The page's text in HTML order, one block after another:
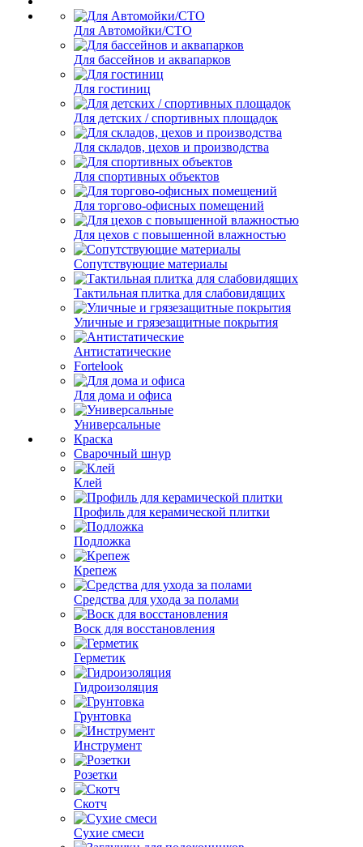
Для Автомойки/СТО
Для бассейнов и аквапарков
Для гостиниц
Для детских / спортивных площадок
Для складов, цехов и производства
Для спортивных объектов
Для торгово-офисных помещений
Для цехов с повышенной влажностью
Сопутствующие материалы
Тактильная плитка для слабовидящих
Уличные и грязезащитные покрытия
Антистатические
Fortelook
Для дома и офиса
Универсальные
Краска
Сварочный шнур
Клей
Профиль для керамической плитки
Подложка
Крепеж
Средства для ухода за полами
Воск для восстановления
Герметик
Гидроизоляция
Грунтовка
Инструмент
Розетки
Скотч
Сухие смеси